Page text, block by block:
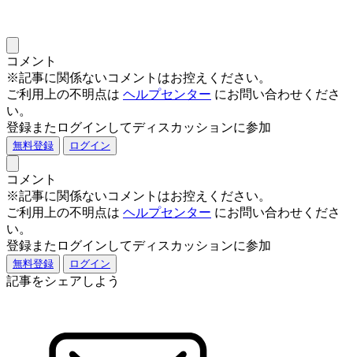
コメント
※記事に関係ないコメントはお控えください。
ご利用上の不明点は ヘルプセンター にお問い合わせくださ
い。
登録またログインしてディスカッションに参加
無料登録 ログイン
コメント
※記事に関係ないコメントはお控えください。
ご利用上の不明点は ヘルプセンター にお問い合わせくださ
い。
登録またログインしてディスカッションに参加
無料登録 ログイン
記事をシェアしよう